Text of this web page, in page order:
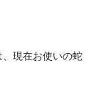
現在お使いの蛇